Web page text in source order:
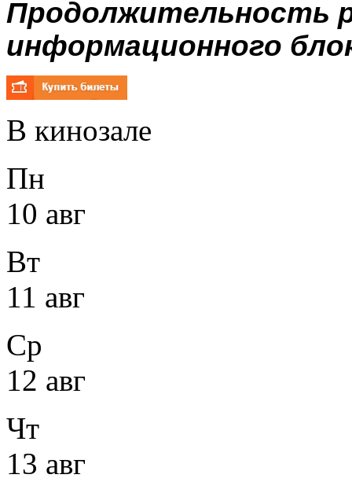
Продолжительность
информационного
В кинозале
Пн
10 авг
Вт
11 авг
Ср
12 авг
Чт
13 авг